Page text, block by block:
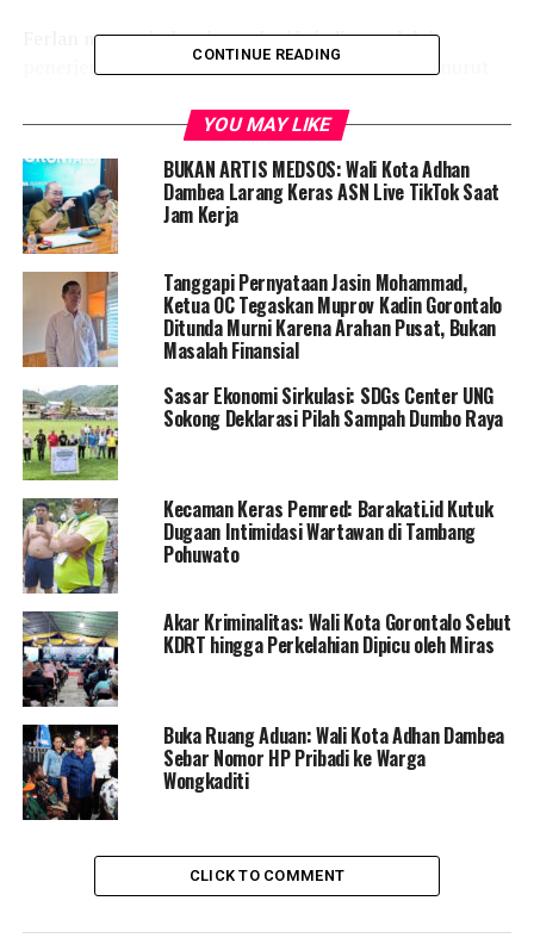
Ferlan menceritakan kronologi kejadian melalui
penerjemah bahasa isyarat, Yusril Limbadani. Menurut
berada di kamar menjaga anak-anak.
“Tiba-tiba ada suara orang berlari dan mengetuk pintu
rumah. Karena mereka tidak bisa mendengar, mereka
tidak mengetahui apa yang sedang terjadi. Hingga
akhirnya pintu didobrak, dan mereka melihat asap tebal
sudah memenuhi rumah,” kata Yusril menerjemahkan
pernyataan Ferlan.
Seketika, Ferlan dan Rahayu menggendong kedua
anaknya dan berlari keluar rumah untuk menyelamatkan
diri. Api yang cepat membesar membuat mereka tak
sempat menyelamatkan pakaian, dokumen penting,
serta seluruh barang berharga lainnya.
“Satu-satunya barang yang selamat hanya sebuah
sepeda motor. Namun sayangnya, kuncinya hilang dan
tidak diketahui keberadaannya. Selebihnya habis
terbakar,” tambah Yusril.
Peristiwa ini menambah daftar kebakaran besar yang
terjadi di wilayah tersebut dalam beberapa bulan
terakhir. Saat ini, keluarga Ferlan mengungsi di rumah
kerabat dan tetangga, sembari menunggu bantuan serta
penanganan lebih lanjut dari pemerintah dan instansi
terkait.
CONTINUE READING
YOU MAY LIKE
BUKAN ARTIS MEDSOS: Wali Kota Adhan
Dambea Larang Keras ASN Live TikTok Saat
Jam Kerja
Tanggapi Pernyataan Jasin Mohammad,
Ketua OC Tegaskan Muprov Kadin Gorontalo
Ditunda Murni Karena Arahan Pusat, Bukan
Masalah Finansial
Sasar Ekonomi Sirkulasi: SDGs Center UNG
Sokong Deklarasi Pilah Sampah Dumbo Raya
Kecaman Keras Pemred: Barakati.id Kutuk
Dugaan Intimidasi Wartawan di Tambang
Pohuwato
Akar Kriminalitas: Wali Kota Gorontalo Sebut
KDRT hingga Perkelahian Dipicu oleh Miras
Buka Ruang Aduan: Wali Kota Adhan Dambea
Sebar Nomor HP Pribadi ke Warga
Wongkaditi
CLICK TO COMMENT